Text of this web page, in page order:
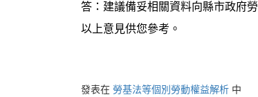
答：建議備妥相關資料向縣市政府
以上意見供您參考。
發表在 勞基法等個別勞動權益解析 中